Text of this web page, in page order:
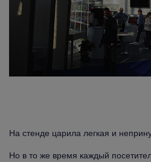
На стенде царила легкая и
Но в то же время каждый